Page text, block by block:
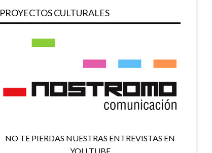
PROYECTOS CULTURALES
NO TE PIERDAS NUESTRAS ENTREVISTAS EN
YOU TUBE